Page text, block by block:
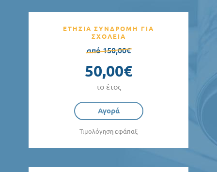
ΕΤΗΣΙΑ ΣΥΝΔΡΟΜΗ ΓΙΑ
ΣΧΟΛΕΙΑ
από 150,00€
50,00€
το έτος
Αγορά
Τιμολόγηση εφάπαξ